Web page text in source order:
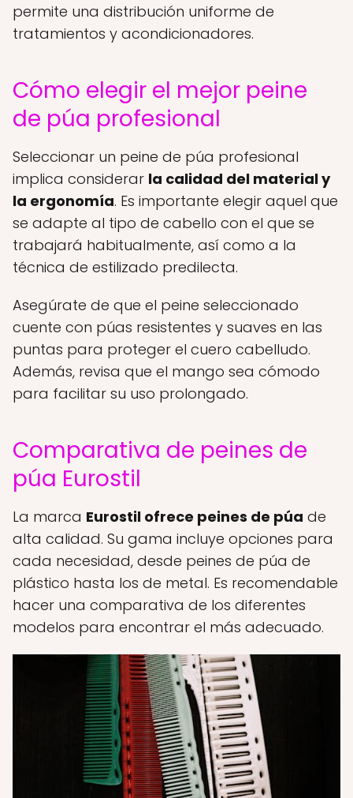
permite una distribución uniforme de
tratamientos y acondicionadores.
Cómo elegir el mejor peine
de púa profesional
Seleccionar un peine de púa profesional
implica considerar la calidad del material y
la ergonomía. Es importante elegir aquel que
se adapte al tipo de cabello con el que se
trabajará habitualmente, así como a la
técnica de estilizado predilecta.
Asegúrate de que el peine seleccionado
cuente con púas resistentes y suaves en las
puntas para proteger el cuero cabelludo.
Además, revisa que el mango sea cómodo
para facilitar su uso prolongado.
Comparativa de peines de
púa Eurostil
La marca Eurostil ofrece peines de púa de
alta calidad. Su gama incluye opciones para
cada necesidad, desde peines de púa de
plástico hasta los de metal. Es recomendable
hacer una comparativa de los diferentes
modelos para encontrar el más adecuado.